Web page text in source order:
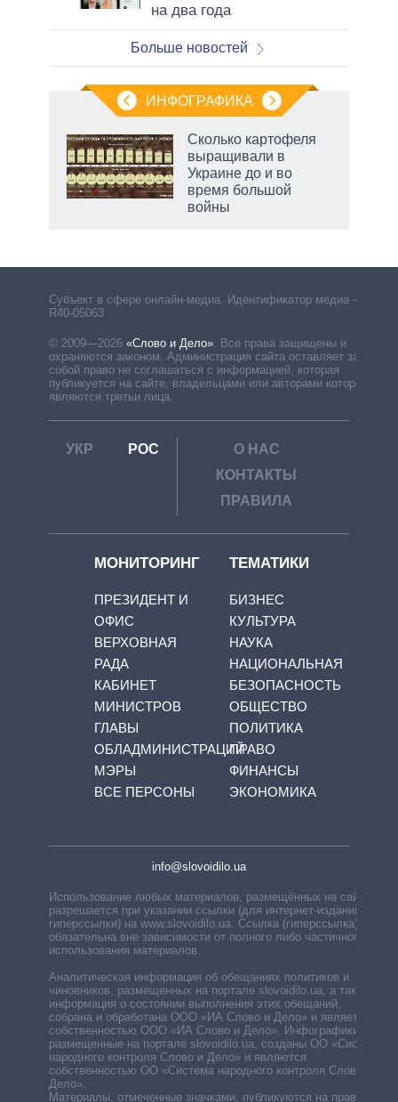
на два года
Больше новостей
ИНФОГРАФИКА
Сколько картофеля
выращивали в
Украине до и во
время большой
войны
Субъект в сфере онлайн-медиа. Идентификатор медиа –
R40-05063
© 2009—2026 «Слово и Дело»
Все права защищены и
охраняются законом. Администрация сайта оставляет за
собой право не соглашаться с информацией, которая
публикуется на сайте, владельцами или авторами которой
являются третьи лица.
УКР РОС
О НАС
КОНТАКТЫ
ПРАВИЛА
МОНИТОРИНГ
ПРЕЗИДЕНТ И
ОФИС
ВЕРХОВНАЯ
РАДА
КАБИНЕТ
МИНИСТРОВ
ГЛАВЫ
ОБЛАДМИНИСТРАЦИЙ
МЭРЫ
ВСЕ ПЕРСОНЫ
ТЕМАТИКИ
БИЗНЕС
КУЛЬТУРА
НАУКА
НАЦИОНАЛЬНАЯ
БЕЗОПАСНОСТЬ
ОБЩЕСТВО
ПОЛИТИКА
ПРАВО
ФИНАНСЫ
ЭКОНОМИКА
info@slovoidilo.ua
Использование любых материалов, размещённых на сайте,
разрешается при указании ссылки (для интернет-изданий —
гиперссылки) на www.slovoidilo.ua. Ссылка (гиперссылка)
обязательна вне зависимости от полного либо частичного
использования материалов.
Аналитическая информация об обещаниях политиков и
чиновников, размещенных на портале slovoidilo.ua, а также
информация о состоянии выполнения этих обещаний,
собрана и обработана ООО «ИА Слово и Дело» и является
собственностью ООО «ИА Слово и Дело». Инфографики,
размещенные на портале slovoidilo.ua, созданы ОО «Система
народного контроля Слово и Дело» и являются
собственностью ОО «Система народного контроля Слово и
Дело».
Материалы, отмеченные значками, публикуются на правах